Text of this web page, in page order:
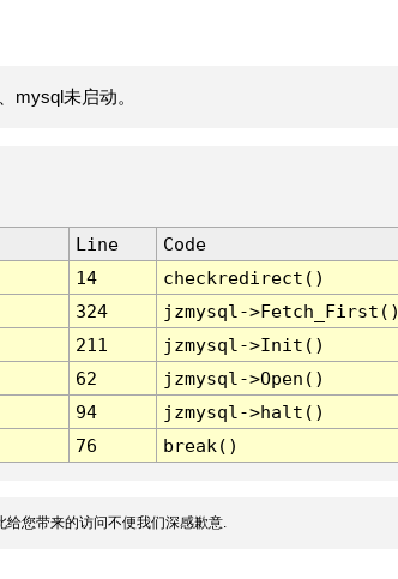
mysql未启动。
Line
Code
14
checkredirect()
324
jzmysql-
211
jzmysql->Init()
62
jzmysql->Open()
94
jzmysql->halt()
76 break()
您带来的访问不便我们深感歉意.